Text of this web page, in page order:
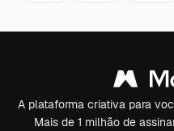
A plataforma criativa para
Mais de 1 milhão de